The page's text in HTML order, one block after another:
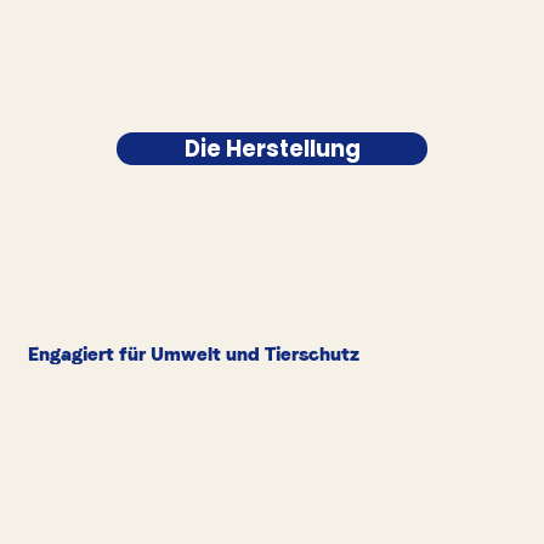
Die Herstellung
Engagiert für Umwelt und Tierschutz